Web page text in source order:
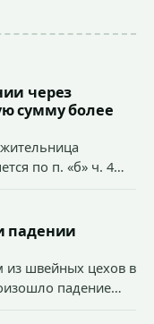
через
сумму более
по п. «б» ч. 4
падении
из швейных цехов в
падение